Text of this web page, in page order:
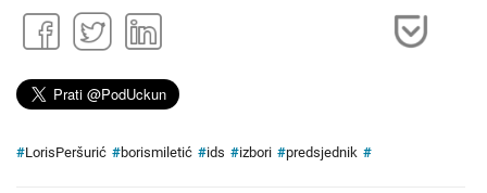
#LorisPeršurić #borismiletić #ids #izbori #predsjednik #